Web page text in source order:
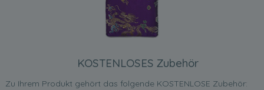
KOSTENLOSES Zubehör
Zu Ihrem Produkt gehört das folgende KOSTENLOSE Zubehör: